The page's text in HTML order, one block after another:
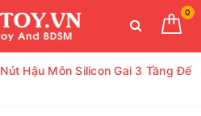
0
Nút Hậu Môn Silicon Gai 3 Tầng Đế